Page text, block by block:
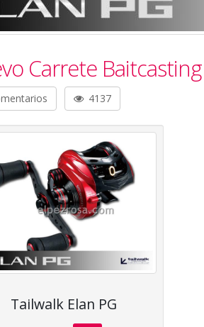
Carrete
4137
Tailwalk Elan PG